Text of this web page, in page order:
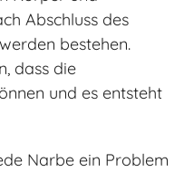
Abschluss des
bestehen.
dass die
und es entsteht
Narbe ein Problem